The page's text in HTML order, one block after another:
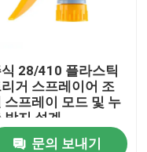
28/410 플라스틱
거 스프레이어 조
스프레이 모드 및 누
방지 설계
문의 보내기